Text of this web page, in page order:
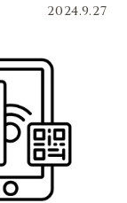
2024.9.27